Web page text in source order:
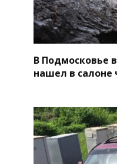
В Подмосковье
нашел в салоне